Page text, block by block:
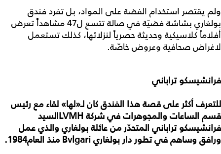
ولم يقتصر استخدام الفضة على المواد، بل تفرد فندق
بولغاري بشاشة فضيّة في صالة تتسع ل47 مشاهداً تعرض
أفلاماً كلاسيكية وحديثة حصرياً لنزلائها، كذلك تستعمل
لاغراض صحافية وعروض خاصّة.
فرانشيسكو تراباني
للتعرفأكثرعلىقصةهذا الفندقكانلـ«لها» لقاء مع رئيس
قسم الساعات والمجوهراتفيشركة
السيد
فرانشيسكو تراباني المتحدّرمنعائلةبولغاري والذيعمل
ورافق وساهمفيتطورداربولغاري منذ العام1984.